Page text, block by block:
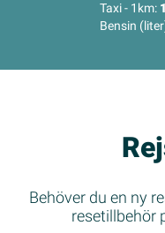
Taxi - 1km:
Bensin
Behöver du en ny
resetillbehör